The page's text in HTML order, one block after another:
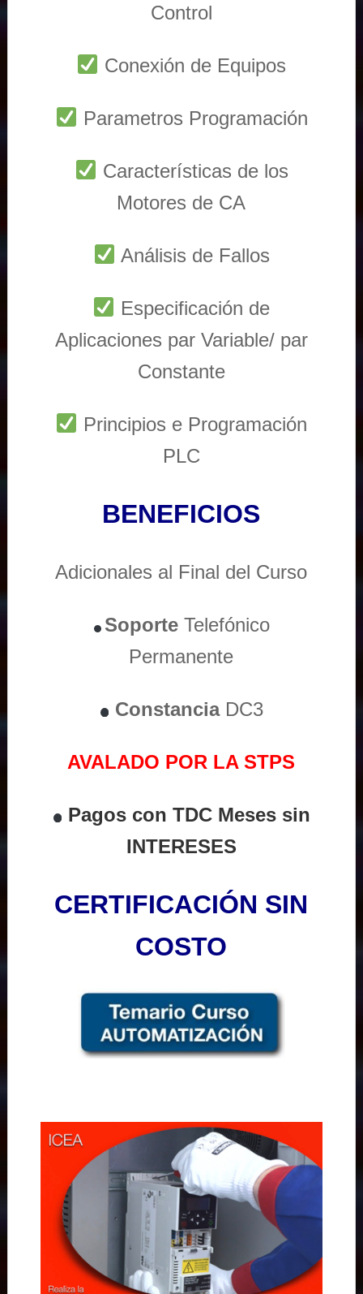
Control
Conexión de Equipos
Parametros Programación
Características de los
Motores de CA
Análisis de Fallos
Especificación de
Aplicaciones par Variable/ par
Constante
Principios e Programación
PLC
BENEFICIOS
Adicionales al Final del Curso
Soporte Telefónico
Permanente
ConstanciaDC3
AVALADO POR LA STPS
Pagos con TDC Meses sin
INTERESES
CERTIFICACIÓN SIN
COSTO